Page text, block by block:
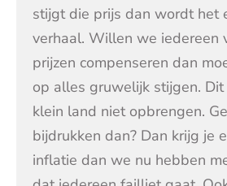
stijgt die prijs dan wordt het
verhaal. Willen we iedereen
prijzen compenseren dan
op alles gruwelijk stijgen.
klein land niet opbrengen.
bijdrukken dan? Dan krijg je
inflatie dan we nu hebben